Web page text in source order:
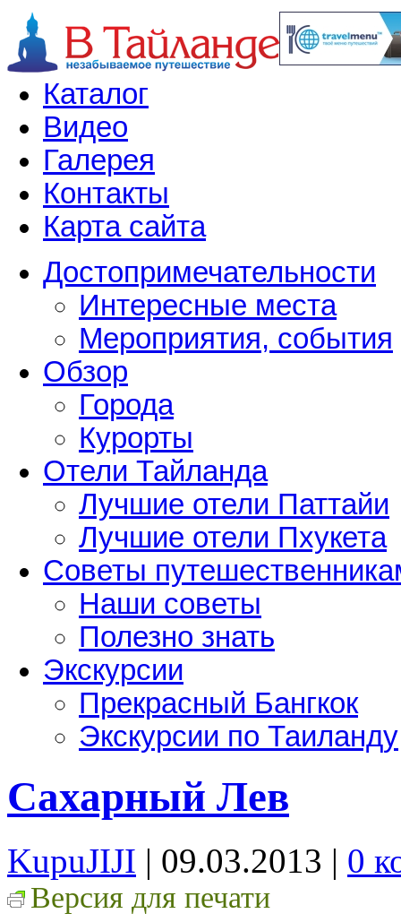
Каталог
Видео
Галерея
Контакты
Карта сайта
Достопримечательности
Интересные места
Мероприятия, события
Обзор
Города
Курорты
Отели Тайланда
Лучшие отели Паттайи
Лучшие отели Пхукета
Советы
Наши советы
Полезно знать
Экскурсии
Прекрасный Бангкок
Экскурсии по Таиланду
Сахарный Лев
KupuJIJI | 09.03.2013 | 0
Версия для печати